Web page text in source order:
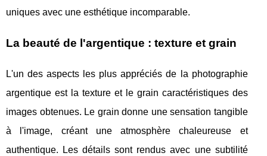
uniques avec une esthétique incomparable.
La beauté de l'argentique : texture et grain
L'un des aspects les plus appréciés de la photographie
argentique est la texture et le grain caractéristiques des
images obtenues. Le grain donne une sensation tangible
à l'image, créant une atmosphère chaleureuse et
authentique. Les détails sont rendus avec une subtilité